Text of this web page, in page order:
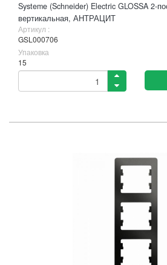
Systeme (Schneider) Electric GLOSSA 2-
вертикальная, АНТРАЦИТ
Артикул :
GSL000706
Упаковка
15